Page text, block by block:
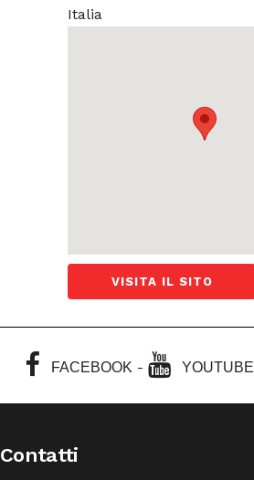
Italia
VISITA IL SITO
FACEBOOK - YOUTUBE
Contatti